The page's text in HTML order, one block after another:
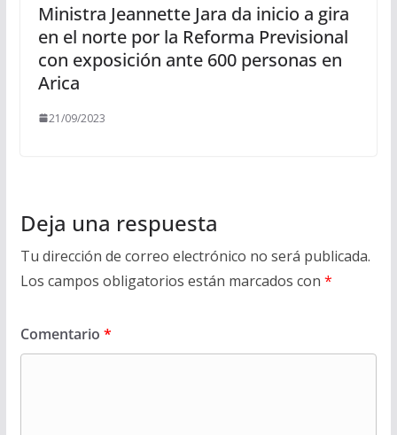
Ministra Jeannette Jara da inicio a gira
en el norte por la Reforma Previsional
con exposición ante 600 personas en
Arica
21/09/2023
Deja una respuesta
Tu dirección de correo electrónico no será publicada.
Los campos obligatorios están marcados con *
Comentario *